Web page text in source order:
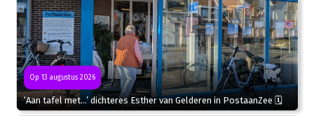
Op 13 augustus 2026
‘Aan tafel met…’ dichteres Esther van Gelderen in PostaanZee 🗓